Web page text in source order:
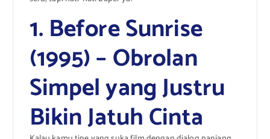
1. Before Sunrise
(1995) – Obrolan
Simpel yang Justru
Bikin Jatuh Cinta